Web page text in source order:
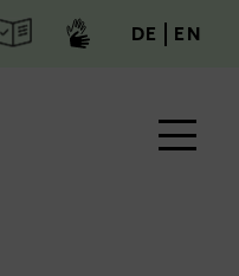
zum Inhalt
DE deutsch
EN